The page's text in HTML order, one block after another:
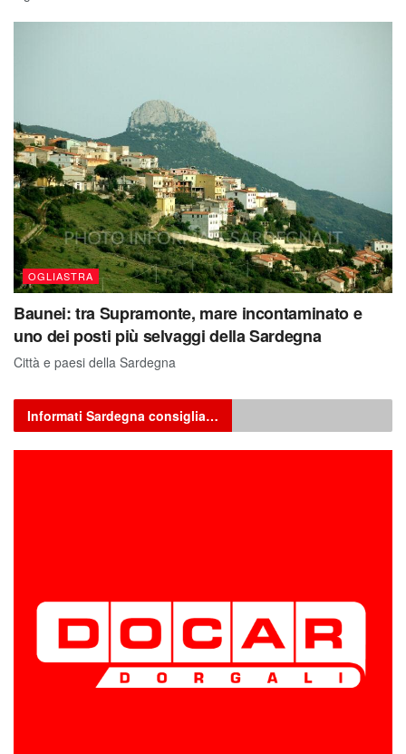
OGLIASTRA
Baunei: tra Supramonte, mare incontaminato e
uno dei posti più selvaggi della Sardegna
Città e paesi della Sardegna
Informati Sardegna consiglia…